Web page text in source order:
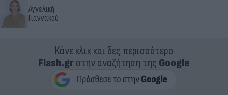
Αγγελική
Γιαννακού
Κάνε κλικ και δες περισσότερο
Flash.grστην αναζήτηση της Google